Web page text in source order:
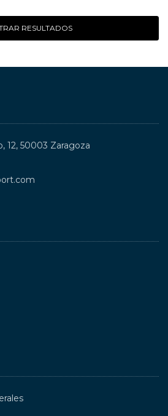
RESULTADOS
12, 50003 Zaragoza